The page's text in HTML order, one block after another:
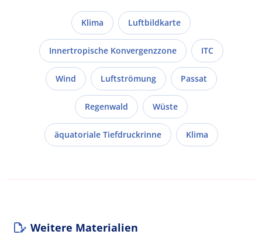
Klima Luftbildkarte
Innertropische Konvergenzzone ITC
Wind Luftströmung Passat
Regenwald Wüste
äquatoriale Tiefdruckrinne Klima
Weitere Materialien